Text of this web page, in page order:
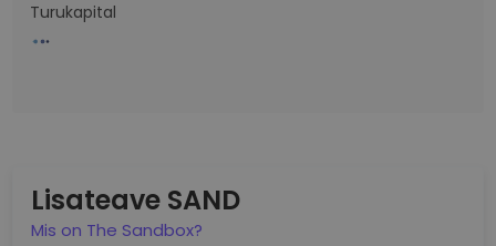
Lisateave SAND
Mis on The Sandbox?
Turukapital